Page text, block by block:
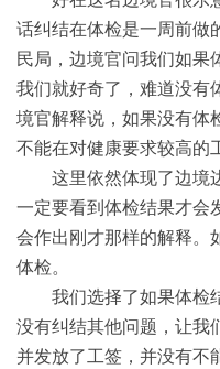
话纠结在体检是一周前做
民局，边境官问我们如果
我们就好奇了，难道没有
境官解释说，如果没有体
不能在对健康要求较高的
这里依然体现了边境
一定要看到体检结果才会
会作出刚才那样的解释。
体检。
我们选择了如果体检
没有纠结其他问题，让我
并发放了工签，并没有不